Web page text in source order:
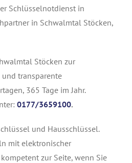
Schlüsselnotdienst in
in Schwalmtal Stöcken,
Stöcken zur
transparente
365 Tage im Jahr.
0177/3659100.
und Hausschlüssel.
mit elektronischer
zur Seite, wenn Sie